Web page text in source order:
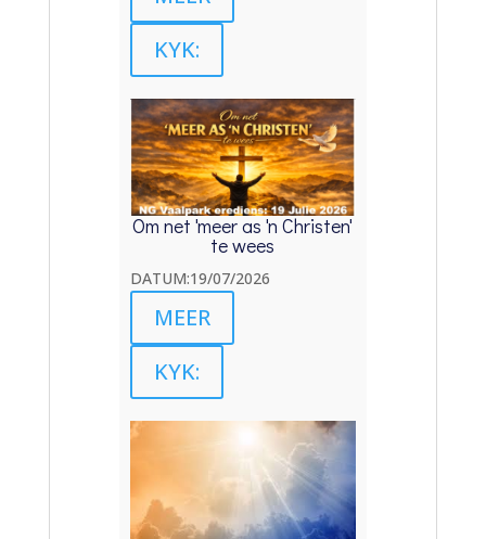
KYK:
Om net 'meer as 'n Christen'
te wees
DATUM:19/07/2026
MEER
KYK: